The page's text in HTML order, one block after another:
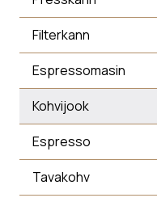
Filterkann
Espressomasin
Kohvijook
Espresso
Tavakohv